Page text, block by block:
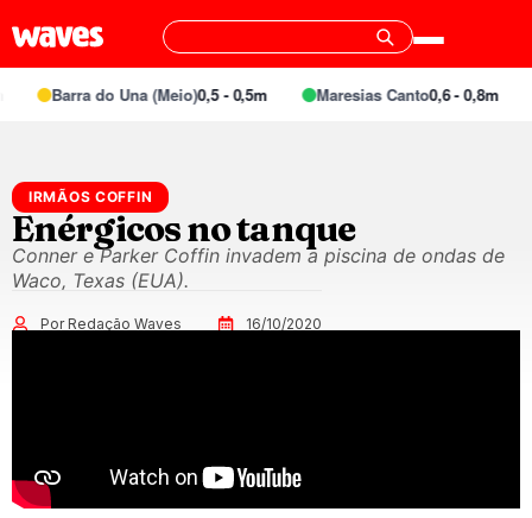
Barra do Una (Meio)0,5 - 0,5m Maresias Canto0,6 - 0,8m
IRMÃOS COFFIN
Enérgicos no tanque
Conner e Parker Coffin invadem a piscina de ondas de
Waco, Texas (EUA).
Por Redação Waves 16/10/2020